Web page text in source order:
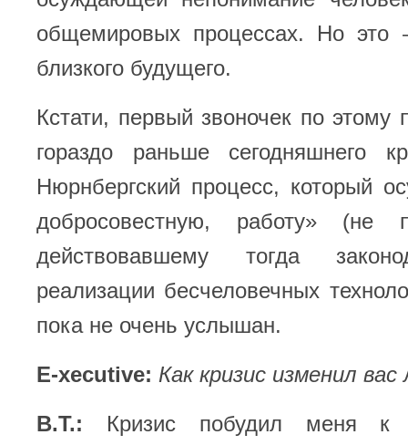
общемировых процессах. Но это
близкого будущего.
Кстати, первый звоночек по этому
гораздо раньше сегодняшнего
Нюрнбергский процесс, который
добросовестную, работу» (не
действовавшему тогда
реализации бесчеловечных
пока не очень услышан.
E-xecutive: Как кризис изменил вас
В.Т.: Кризис побудил меня